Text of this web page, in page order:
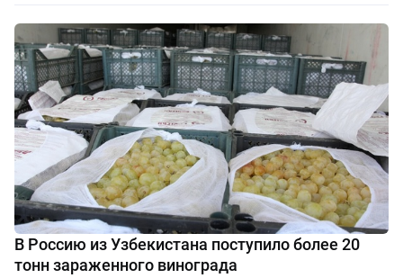
В Россию из Узбекистана поступило более 20
тонн зараженного винограда